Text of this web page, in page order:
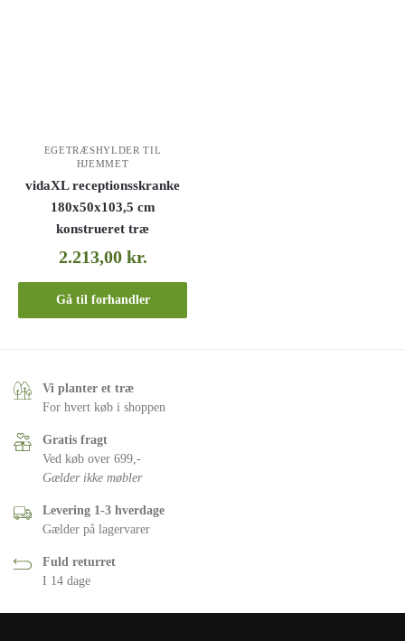
EGETRÆSHYLDER TIL
HJEMMET
vidaXL receptionsskranke
180x50x103,5 cm
konstrueret træ
2.213,00 kr.
Gå til forhandler
Vi planter et træ
For hvert køb i shoppen
Gratis fragt
Ved køb over 699,-
Gælder ikke møbler
Levering 1-3 hverdage
Gælder på lagervarer
Fuld returret
I 14 dage